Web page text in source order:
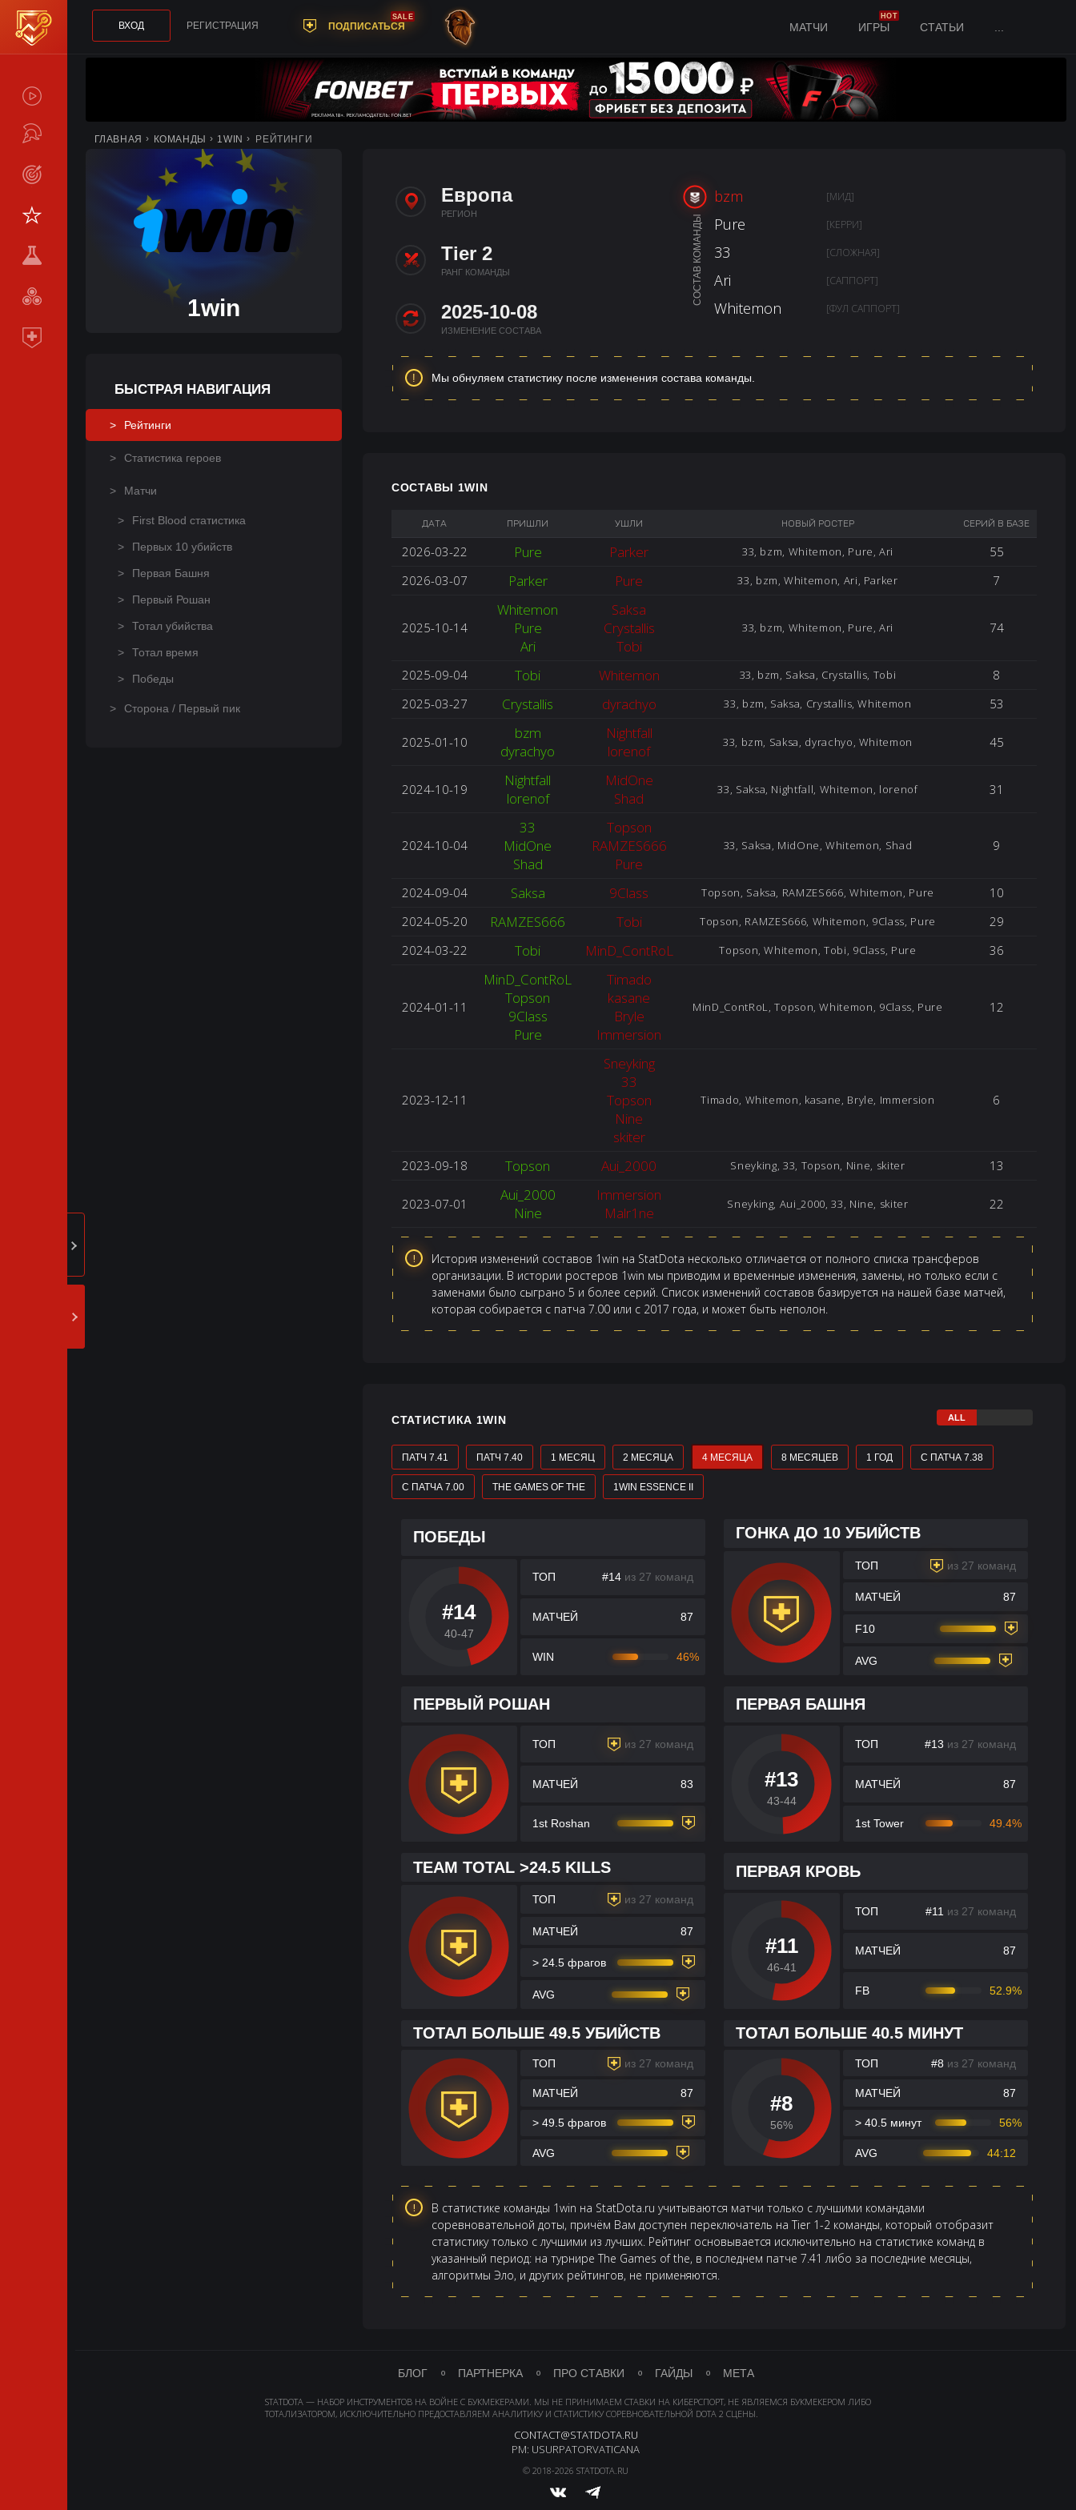
ТУРНИРЫ
СТАТИСТИКА
КОМАНДЫ
СРАВНИТЬ
ВХОД РЕГИСТРАЦИЯ ПОДПИСАТЬСЯ
SALE
МАТЧИ ИГРЫ
HOT
СТАТЬИ
ГЛАВНАЯ КОМАНДЫ 1WIN РЕЙТИНГИ
1win
БЫСТРАЯ НАВИГАЦИЯ
Рейтинги
Статистика героев
Матчи
First Blood статистика
Первых 10 убийств
Первая Башня
Первый Рошан
Тотал убийства
Тотал время
Победы
Сторона / Первый пик
Европа
РЕГИОН
Tier 2
РАНГ КОМАНДЫ
2025-10-08
ИЗМЕНЕНИЕ СОСТАВА
СОСТАВ КОМАНДЫ
bzm [МИД]
Pure [КЕРРИ]
33 [СЛОЖНАЯ]
Ari [САППОРТ]
Whitemon [ФУЛ САППОРТ]
Мы обнуляем статистику после изменения состава команды.
СОСТАВЫ 1WIN
ДАТА ПРИШЛИ УШЛИ НОВЫЙ РОСТЕР СЕРИЙ В БАЗЕ
2026-03-22 Pure Parker 33, bzm, Whitemon, Pure, Ari
55
2026-03-07
Parker Pure 33, bzm, Whitemon, Ari, Parker 7
2025-10-14
Whitemon
Pure
Ari
Saksa
Crystallis
Tobi
33, bzm, Whitemon, Pure, Ari 74
2025-09-04 Tobi Whitemon 33, bzm, Saksa, Crystallis, Tobi
8
2025-03-27
Crystallis dyrachyo 33, bzm, Saksa, Crystallis, Whitemon 53
2025-01-10
bzm
dyrachyo
Nightfall
lorenof
33, bzm, Saksa, dyrachyo, Whitemon 45
2024-10-19
Nightfall
lorenof
MidOne
Shad
33, Saksa, Nightfall, Whitemon, lorenof 31
2024-10-04
33
MidOne
Shad
Topson
RAMZES666
Pure
33, Saksa, MidOne, Whitemon, Shad 9
2024-09-04 Saksa 9Class Topson, Saksa, RAMZES666, Whitemon, Pure
10
2024-05-20
RAMZES666 Tobi Topson, RAMZES666, Whitemon, 9Class, Pure
29
2024-03-22
Tobi MinD_ContRoL Topson, Whitemon, Tobi, 9Class, Pure 36
2024-01-11
MinD_ContRoL
Topson
9Class
Pure
Timado
kasane
Bryle
Immersion
MinD_ContRoL, Topson, Whitemon, 9Class, Pure 12
2023-12-11
Sneyking
33
Topson
Nine
skiter
Timado, Whitemon, kasane, Bryle, Immersion 6
2023-09-18 Topson Aui_2000 Sneyking, 33, Topson, Nine, skiter 13
2023-07-01
Aui_2000
Nine
Immersion
Malr1ne
Sneyking, Aui_2000, 33, Nine, skiter 22
История изменений составов 1win на StatDota несколько отличается от полного списка трансферов
организации. В истории ростеров 1win мы приводим и временные изменения, замены, но только если с
заменами было сыграно 5 и более серий. Список изменений составов базируется на нашей базе матчей,
которая собирается с патча 7.00 или с 2017 года, и может быть неполон.
СТАТИСТИКА 1WIN
ПАТЧ 7.41 ПАТЧ 7.40 1 МЕСЯЦ 2 МЕСЯЦА 4 МЕСЯЦА 8 МЕСЯЦЕВ 1 ГОД С ПАТЧА 7.38
С ПАТЧА 7.00 THE GAMES OF THE 1WIN ESSENCE II
#14
40-47
ПОБЕДЫ
ТОП #14 из 27 команд
МАТЧЕЙ 87
WIN 46%
ГОНКА ДО 10 УБИЙСТВ
ТОП из 27 команд
МАТЧЕЙ 87
F10
AVG
ПЕРВЫЙ РОШАН
ТОП из 27 команд
МАТЧЕЙ 83
1st Roshan
#13
43-44
ПЕРВАЯ БАШНЯ
ТОП #13 из 27 команд
МАТЧЕЙ 87
1st Tower 49.4%
TEAM TOTAL >24.5 KILLS
ТОП из 27 команд
МАТЧЕЙ 87
> 24.5 фрагов
AVG
#11
46-41
ПЕРВАЯ КРОВЬ
ТОП #11 из 27 команд
МАТЧЕЙ 87
FB 52.9%
ТОТАЛ БОЛЬШЕ 49.5 УБИЙСТВ
ТОП из 27 команд
МАТЧЕЙ 87
> 49.5 фрагов
AVG
#8
56%
ТОТАЛ БОЛЬШЕ 40.5 МИНУТ
ТОП #8 из 27 команд
МАТЧЕЙ 87
> 40.5 минут 56%
AVG 44:12
В статистике команды 1win на StatDota.ru учитываются матчи только с лучшими командами
соревновательной доты, причём Вам доступен переключатель на Tier 1-2 команды, который отобразит
статистику только с лучшими из лучших. Рейтинг основывается исключительно на статистике команд в
указанный период: на турнире The Games of the, в последнем патче 7.41 либо за последние месяцы,
алгоритмы Эло, и других рейтингов, не применяются.
БЛОГ ПАРТНЕРКА ПРО СТАВКИ ГАЙДЫ МЕТА
STATDOTA — НАБОР ИНСТРУМЕНТОВ НА ВОЙНЕ С БУКМЕКЕРАМИ. МЫ НЕ ПРИНИМАЕМ СТАВКИ НА КИБЕРСПОРТ, НЕ ЯВЛЯЕМСЯ БУКМЕКЕРОМ ЛИБО
ТОТАЛИЗАТОРОМ, ИСКЛЮЧИТЕЛЬНО ПРЕДОСТАВЛЯЕМ АНАЛИТИКУ И СТАТИСТИКУ СОРЕВНОВАТЕЛЬНОЙ DOTA 2 СЦЕНЫ.
CONTACT@STATDOTA.RU
PM: USURPATORVATICANA
© 2018-2026 STATDOTA.RU